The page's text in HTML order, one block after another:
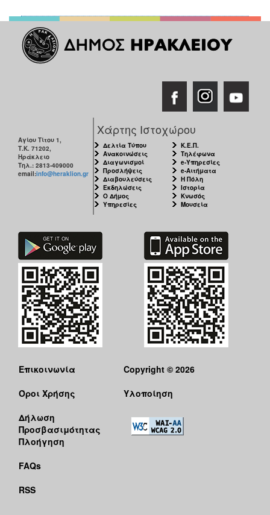
Αγίου Τίτου 1,
Τ.Κ. 71202,
Ηράκλειο
Τηλ.: 2813-409000
email:info@heraklion.gr
Χάρτης Ιστοχώρου
Δελτία Τύπου
Ανακοινώσεις
Διαγωνισμοί
Προσλήψεις
Διαβουλεύσεις
Εκδηλώσεις
Ο Δήμος
Υπηρεσίες
Κ.Ε.Π.
Τηλέφωνα
e-Υπηρεσίες
e-Αιτήματα
Η Πόλη
Ιστορία
Κνωσός
Μουσεία
Επικοινωνία
Όροι Χρήσης
Δήλωση
Προσβασιμότητας
Πλοήγηση
FAQs
RSS
Copyright © 2026
Υλοποίηση